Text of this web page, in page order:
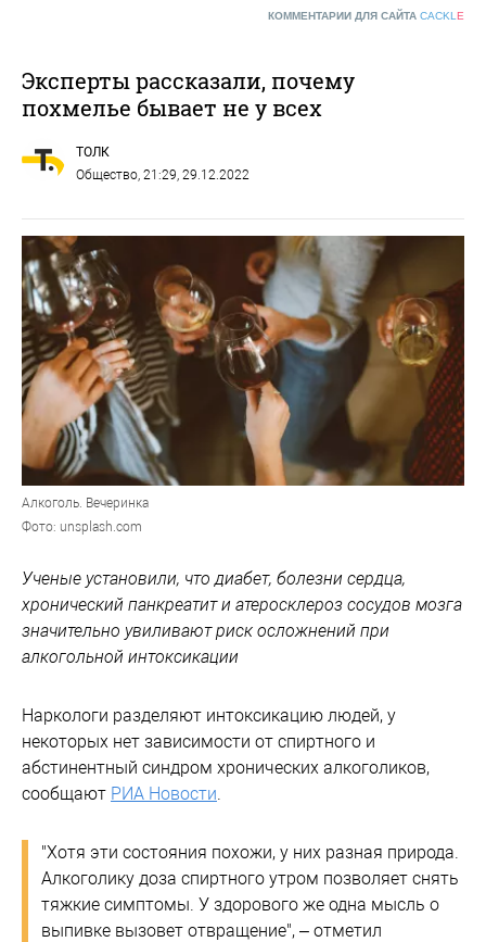
КОММЕНТАРИИ ДЛЯ САЙТА CACKL E
Эксперты рассказали, почему
похмелье бывает не у всех
ТОЛК
Общество, 21:29, 29.12.2022
Алкоголь. Вечеринка
Фото: unsplash.com
Ученые установили, что диабет, болезни сердца,
хронический панкреатит и атеросклероз сосудов мозга
значительно увиливают риск осложнений при
алкогольной интоксикации
Наркологи разделяют интоксикацию людей, у
некоторых нет зависимости от спиртного и
абстинентный синдром хронических алкоголиков,
сообщают РИА Новости
"Хотя эти состояния похожи, у них разная природа.
Алкоголику доза спиртного утром позволяет снять
тяжкие симптомы. У здорового же одна мысль о
выпивке вызовет отвращение", – отметил